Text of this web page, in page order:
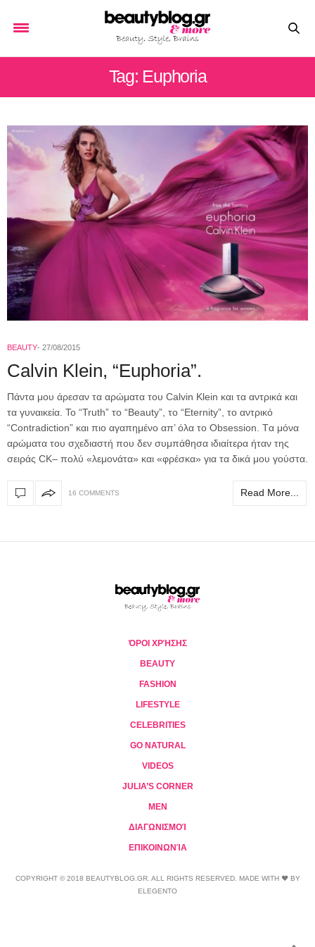
Tag: Euphoria
BEAUTY 27/08/2015
Calvin Klein, “Euphoria”.
Πάντα μου άρεσαν τα αρώματα του Calvin Klein και τα αντρικά και
τα γυναικεία. Το “Truth” το “Beauty”, το “Eternity”, το αντρικό
“Contradiction” και πιο αγαπημένο απ’ όλα το Obsession. Tα μόνα
αρώματα του σχεδιαστή που δεν συμπάθησα ιδιαίτερα ήταν της
σειράς CK– πολύ «λεμονάτα» και «φρέσκα» για τα δικά μου γούστα.
16 COMMENTS Read More...
ΌΡΟΙ ΧΡΉΣΗΣ
BEAUTY
FASHION
LIFESTYLE
CELEBRITIES
GO NATURAL
VIDEOS
JULIA’S CORNER
MEN
ΔΙΑΓΩΝΙΣΜΟΊ
ΕΠΙΚΟΙΝΩΝΊΑ
COPYRIGHT © 2018 BEAUTYBLOG.GR. ALL RIGHTS RESERVED. MADE WITH ❤ BY
ELEGENTO